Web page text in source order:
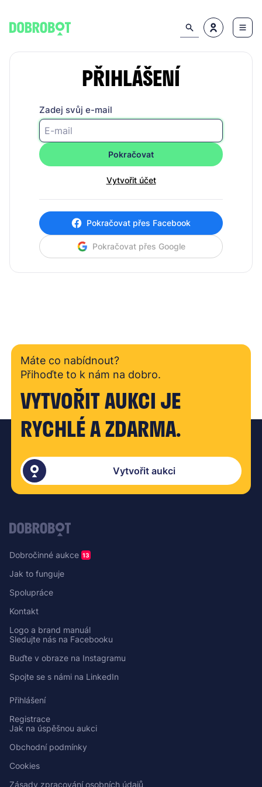
PŘIHLÁŠENÍ
Zadej svůj e-mail
Pokračovat
Vytvořit účet
Pokračovat přes Facebook
Pokračovat přes Google
Máte co nabídnout?
Přihoďte to k nám na dobro.
VYTVOŘIT AUKCI JE
RYCHLÉ A ZDARMA.
Vytvořit aukci
Dobročinné aukce 13
Jak to funguje
Spolupráce
Kontakt
Logo a brand manuál
Sledujte nás na Facebooku
Buďte v obraze na Instagramu
Spojte se s námi na LinkedIn
Přihlášení
Registrace
Jak na úspěšnou aukci
Obchodní podmínky
Cookies
Zásady zpracování osobních údajů